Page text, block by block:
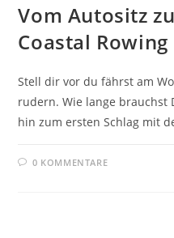
Vom Autositz
Coastal Rowing
Stell dir vor du fährst am
rudern. Wie lange brauchst
hin zum ersten Schlag mit
0 KOMMENTARE